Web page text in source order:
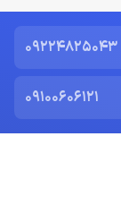
09224825043
09100606121